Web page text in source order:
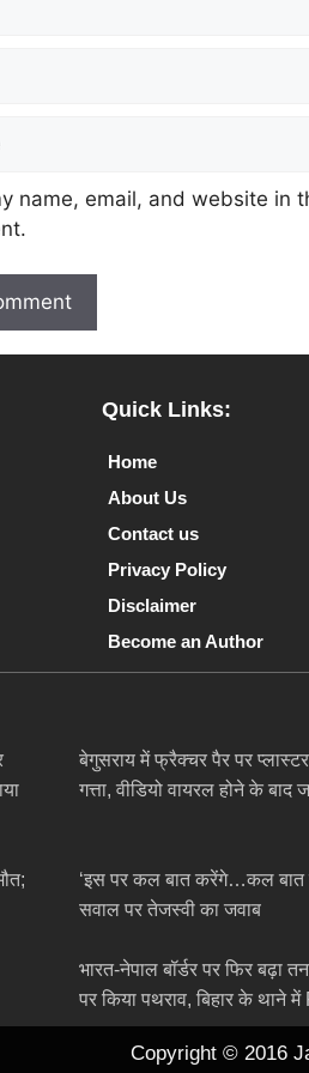
name, email, and website in
Quick Links:
Home
About Us
Contact us
Privacy Policy
Disclaimer
Become an Author
बेगुसराय में फ्रैक्चर पैर पर
गत्ता, वीडियो वायरल होने के
‘इस पर कल बात करेंगे…कल
सवाल पर तेजस्वी का जवाब
भारत-नेपाल बॉर्डर पर फिर बढ़ा
पर किया पथराव, बिहार के थाने में
Copyright © 2016